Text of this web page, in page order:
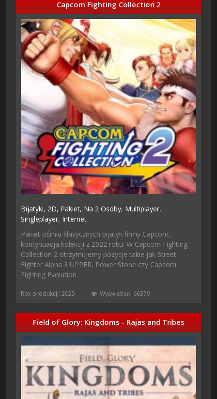
Capcom Fighting Collection 2
Bijatyki, 2D, Pakiet, Na 2 Osoby, Multiplayer,
Singleplayer, Internet
Pakiet ośmiu klasycznych bijatyk firmy Capcom,
kontynuacja kolekcji z 2022 roku. W Capcom Fighting
Collection 2 otrzymujemy pozycje takie jak Street
Fighter Alpha 3 UPPER, Power Stone czy Capcom
Fighting Evolution.
Rok produkcji: 2025 Wyświetleń: 66379
Field of Glory: Kingdoms - Rajas and Tribes